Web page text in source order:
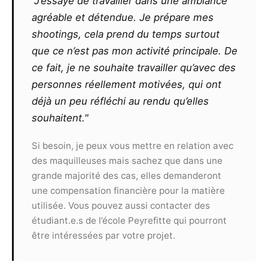
Le photographe ne pourra exiger un
quelconque commissionnement sur un contrat
remporté par le modèle, même s’il l’est grâce
aux seules photos qu’il aura réalisées ou
retouchées. De même, il ne pourra exiger aucun
partage des éventuels gains ou prix remportés
par le modèle suite à la présentation de clichés
Toute utilisation commerciale des
photographies devra faire l’objet d’un nouveau
contrat et ne pourra pas s’effectuer sans
l’accord des deux parties.
Article 9
Le présent contrat est valable, sans limite de
agréable et détendue. Je prépare mes
shootings, cela prend du temps surtout
que ce n’est pas mon activité principale. De
ce fait, je ne souhaite travailler qu’avec des
personnes réellement motivées, qui ont
déjà un peu réfléchi au rendu qu’elles
souhaitent."
Si besoin, je peux vous mettre en relation avec
des maquilleuses mais sachez que dans une
grande majorité des cas, elles demanderont
une compensation financière pour la matière
utilisée. Vous pouvez aussi contacter des
étudiant.e.s de l’école Peyrefitte qui pourront
être intéressées par votre projet.